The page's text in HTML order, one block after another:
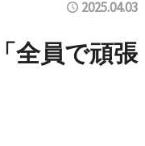
2025.04.03
全員で頑張